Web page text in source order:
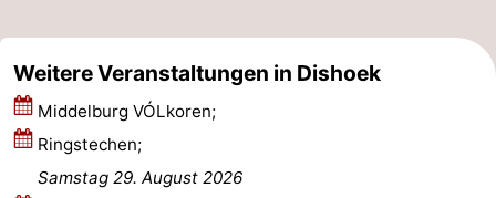
de
Mantelingen
Domburg
-
Westkapelle
-
Zoutelande
Weitere Veranstaltungen in Dishoek
Middelburg VÓLkoren;
Ringstechen;
Samstag 29. August 2026